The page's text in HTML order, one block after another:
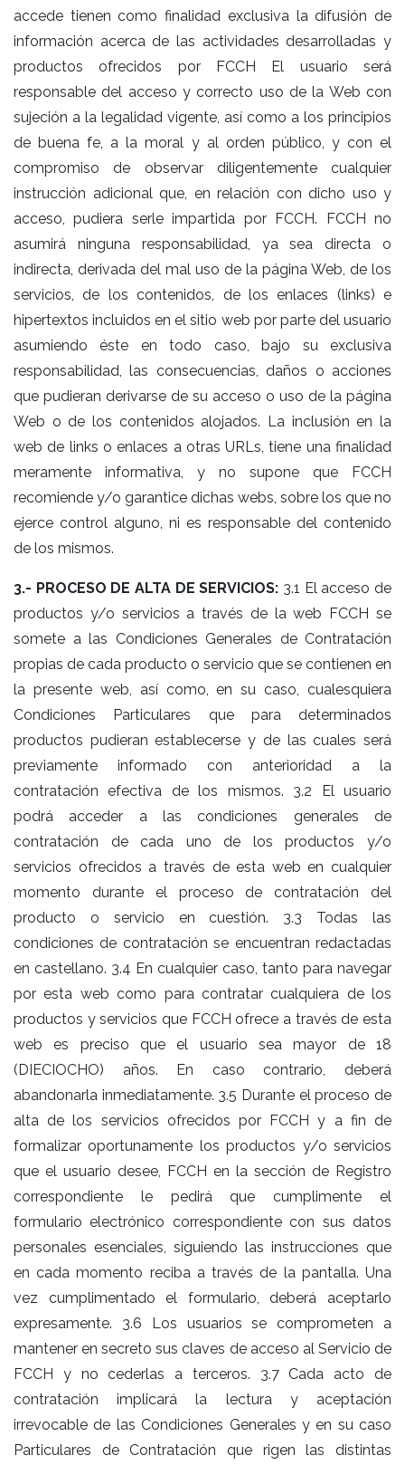
accede tienen como finalidad exclusiva la difusión de
información acerca de las actividades desarrolladas y
productos ofrecidos por FCCH El usuario será
responsable del acceso y correcto uso de la Web con
sujeción a la legalidad vigente, así como a los principios
de buena fe, a la moral y al orden público, y con el
compromiso de observar diligentemente cualquier
instrucción adicional que, en relación con dicho uso y
acceso, pudiera serle impartida por FCCH. FCCH no
asumirá ninguna responsabilidad, ya sea directa o
indirecta, derivada del mal uso de la página Web, de los
servicios, de los contenidos, de los enlaces (links) e
hipertextos incluidos en el sitio web por parte del usuario
asumiendo éste en todo caso, bajo su exclusiva
responsabilidad, las consecuencias, daños o acciones
que pudieran derivarse de su acceso o uso de la página
Web o de los contenidos alojados. La inclusión en la
web de links o enlaces a otras URLs, tiene una finalidad
meramente informativa, y no supone que FCCH
recomiende y/o garantice dichas webs, sobre los que no
ejerce control alguno, ni es responsable del contenido
de los mismos.
3.- PROCESO DE ALTA DE SERVICIOS: 3.1 El acceso de
productos y/o servicios a través de la web FCCH se
somete a las Condiciones Generales de Contratación
propias de cada producto o servicio que se contienen en
la presente web, así como, en su caso, cualesquiera
Condiciones Particulares que para determinados
productos pudieran establecerse y de las cuales será
previamente informado con anterioridad a la
contratación efectiva de los mismos. 3.2 El usuario
podrá acceder a las condiciones generales de
contratación de cada uno de los productos y/o
servicios ofrecidos a través de esta web en cualquier
momento durante el proceso de contratación del
producto o servicio en cuestión. 3.3 Todas las
condiciones de contratación se encuentran redactadas
en castellano. 3.4 En cualquier caso, tanto para navegar
por esta web como para contratar cualquiera de los
productos y servicios que FCCH ofrece a través de esta
web es preciso que el usuario sea mayor de 18
(DIECIOCHO) años. En caso contrario, deberá
abandonarla inmediatamente. 3.5 Durante el proceso de
alta de los servicios ofrecidos por FCCH y a fin de
formalizar oportunamente los productos y/o servicios
que el usuario desee, FCCH en la sección de Registro
correspondiente le pedirá que cumplimente el
formulario electrónico correspondiente con sus datos
personales esenciales, siguiendo las instrucciones que
en cada momento reciba a través de la pantalla. Una
vez cumplimentado el formulario, deberá aceptarlo
expresamente. 3.6 Los usuarios se comprometen a
mantener en secreto sus claves de acceso al Servicio de
FCCH y no cederlas a terceros. 3.7 Cada acto de
contratación implicará la lectura y aceptación
irrevocable de las Condiciones Generales y en su caso
Particulares de Contratación que rigen las distintas